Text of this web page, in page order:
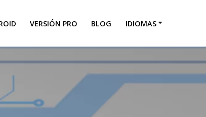
VERSIÓN PRO BLOG IDIOMAS